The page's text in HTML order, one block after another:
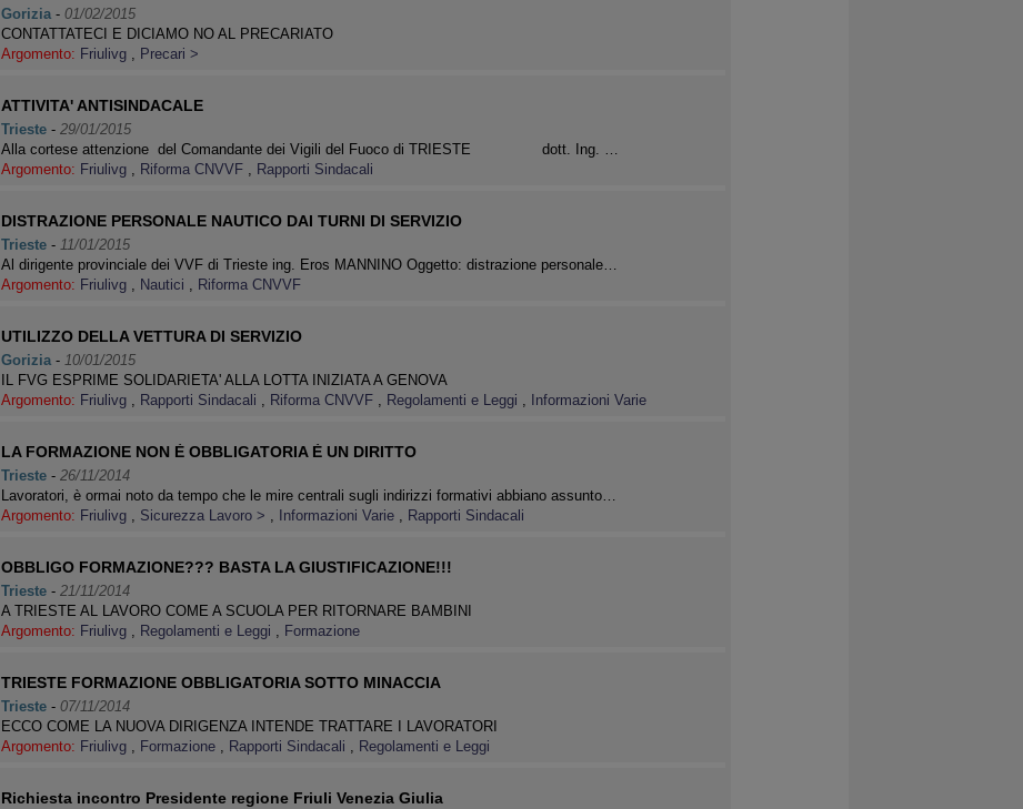
Gorizia- 01/02/2015
CONTATTATECI E DICIAMO NO AL PRECARIATO
Argomento: Friulivg , Precari >
ATTIVITA' ANTISINDACALE
Trieste- 29/01/2015
Alla cortese attenzione del Comandante dei Vigili del Fuoco di TRIESTE dott. Ing. …
Argomento: Friulivg , Riforma CNVVF , Rapporti Sindacali
DISTRAZIONE PERSONALE NAUTICO DAI TURNI DI SERVIZIO
Trieste- 11/01/2015
Al dirigente provinciale dei VVF di Trieste ing. Eros MANNINO Oggetto: distrazione personale…
Argomento: Friulivg , Nautici , Riforma CNVVF
UTILIZZO DELLA VETTURA DI SERVIZIO
Gorizia- 10/01/2015
IL FVG ESPRIME SOLIDARIETA' ALLA LOTTA INIZIATA A GENOVA
Argomento: Friulivg , Rapporti Sindacali , Riforma CNVVF , Regolamenti e Leggi , Informazioni Varie
LA FORMAZIONE NON È OBBLIGATORIA È UN DIRITTO
Trieste- 26/11/2014
Lavoratori, è ormai noto da tempo che le mire centrali sugli indirizzi formativi abbiano assunto…
Argomento: Friulivg , Sicurezza Lavoro > , Informazioni Varie , Rapporti Sindacali
OBBLIGO FORMAZIONE??? BASTA LA GIUSTIFICAZIONE!!!
Trieste- 21/11/2014
A TRIESTE AL LAVORO COME A SCUOLA PER RITORNARE BAMBINI
Argomento: Friulivg , Regolamenti e Leggi , Formazione
TRIESTE FORMAZIONE OBBLIGATORIA SOTTO MINACCIA
Trieste- 07/11/2014
ECCO COME LA NUOVA DIRIGENZA INTENDE TRATTARE I LAVORATORI
Argomento: Friulivg , Formazione , Rapporti Sindacali , Regolamenti e Leggi
Richiesta incontro Presidente regione Friuli Venezia Giulia